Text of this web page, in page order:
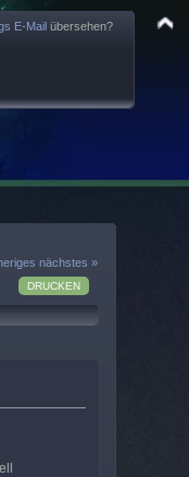
E-Mail übersehen?
nächstes »
DRUCKEN